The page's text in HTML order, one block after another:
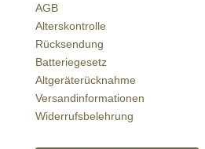
AGB
Alterskontrolle
Rücksendung
Batteriegesetz
Altgeräterücknahme
Versandinformationen
Widerrufsbelehrung